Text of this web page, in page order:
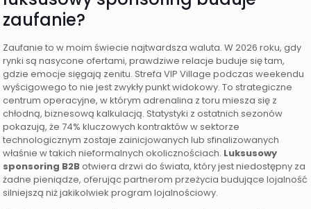
zaufanie?
Zaufanie to w moim świecie najtwardsza waluta. W 2026 roku, gdy
rynki są nasycone ofertami, prawdziwe relacje buduje się tam,
gdzie emocje sięgają zenitu. Strefa VIP Village podczas weekendu
wyścigowego to nie jest zwykły punkt widokowy. To strategiczne
centrum operacyjne, w którym adrenalina z toru miesza się z
chłodną, biznesową kalkulacją. Statystyki z ostatnich sezonów
pokazują, że 74% kluczowych kontraktów w sektorze
technologicznym zostaje zainicjowanych lub sfinalizowanych
właśnie w takich nieformalnych okolicznościach. Luksusowy
sponsoring B2Botwiera drzwi do świata, który jest niedostępny za
żadne pieniądze, oferując partnerom przeżycia budujące lojalność
silniejszą niż jakikolwiek program lojalnościowy.